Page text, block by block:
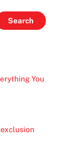
Search
You